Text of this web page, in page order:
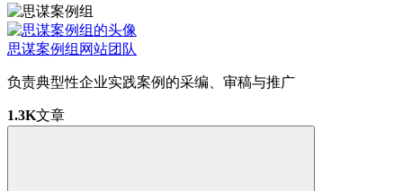
思谋案例组 网站团队
负责典型性企业实践案例的采编、审稿与推广
1.3K文章